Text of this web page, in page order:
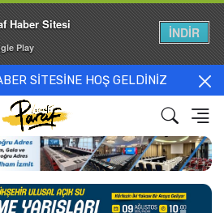
SİTESİNE HOŞ GELDİNİZ
Haber Sitesi
Play
İNDİR